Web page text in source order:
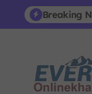
content
Breaking